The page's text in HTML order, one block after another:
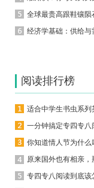
全球最贵高跟鞋镶陨
经济学基础：供给与
阅读排行榜
一分钟搞定专四专
你知道情人节为什么
原来国外也有相亲，
专四专八阅读到底